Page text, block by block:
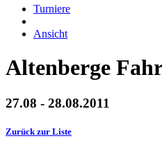
Turniere
Ansicht
Altenberge
27.08 - 28.08.2011
Zurück zur Liste